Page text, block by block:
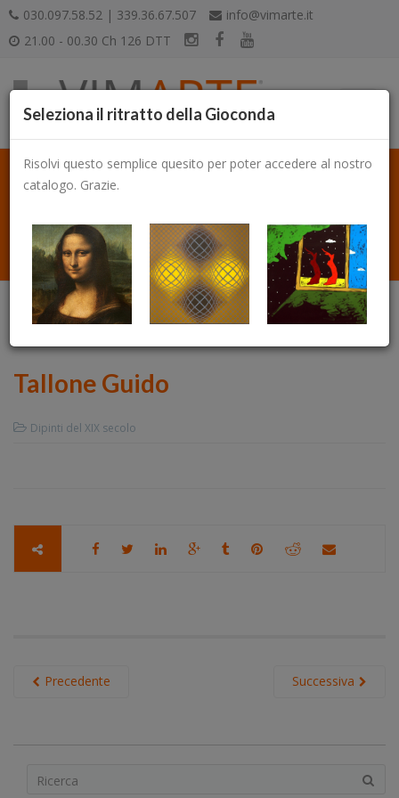
030.097.58.52 | 339.36.67.507
info@vimarte.it
21.00 - 00.30 Ch 126 DTT
Tallone Guido
Dipinti del XIX secolo
Successiva
Precedente
Seleziona il ritratto della Gioconda
Risolvi questo semplice quesito per poter accedere al nostro
catalogo. Grazie.